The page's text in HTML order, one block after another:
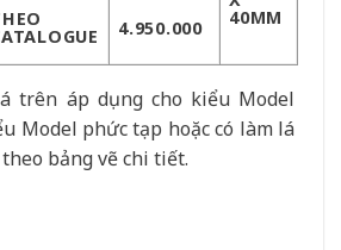
40MM
4.950.000
trên áp dụng cho kiểu Model
Model phức tạp hoặc có làm lá
bảng vẽ chi tiết.